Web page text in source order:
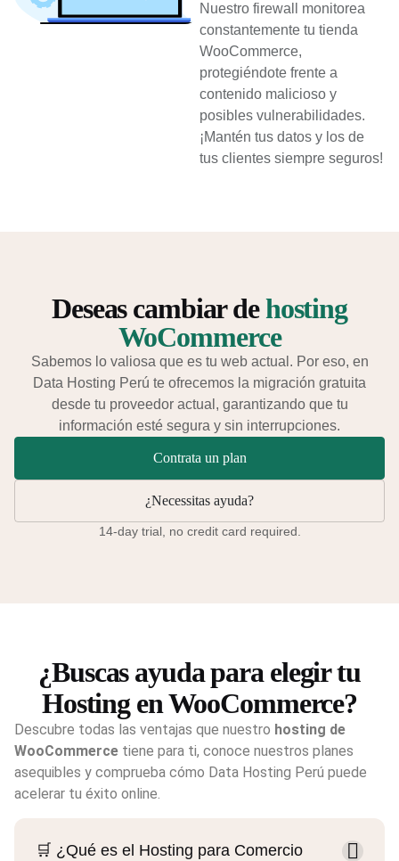
Nuestro firewall monitorea
constantemente tu tienda
WooCommerce,
protegiéndote frente a
contenido malicioso y
posibles vulnerabilidades.
¡Mantén tus datos y los de
tus clientes siempre seguros!
Deseas cambiar dehosting
WoCommerce
Sabemos lo valiosa que es tu web actual. Por eso, en
Data Hosting Perú te ofrecemos la migración gratuita
desde tu proveedor actual, garantizando que tu
información esté segura y sin interrupciones.
Contrata un plan
¿Necessitas ayuda?
14-day trial, no credit card required.
¿Buscas ayuda para elegir tu
Hosting en WooCommerce?
Descubre todas las ventajas que nuestro hosting de
WooCommerce tiene para ti, conoce nuestros planes
asequibles y comprueba cómo Data Hosting Perú puede
acelerar tu éxito online.
🛒 ¿Qué es el Hosting para Comercio